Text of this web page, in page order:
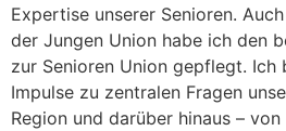
Expertise unserer Senioren.
der Jungen Union habe ich den
zur Senioren Union gepflegt. Ich
Impulse zu zentralen Fragen
Region und darüber hinaus –